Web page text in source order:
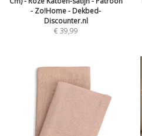
- Zo!Home - Dekbed-
Discounter.nl
€39,99